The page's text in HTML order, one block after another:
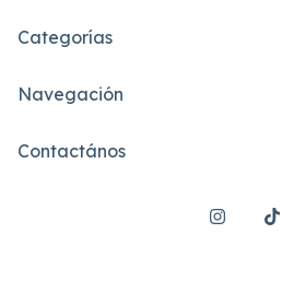
Categorías
Navegación
Contactános